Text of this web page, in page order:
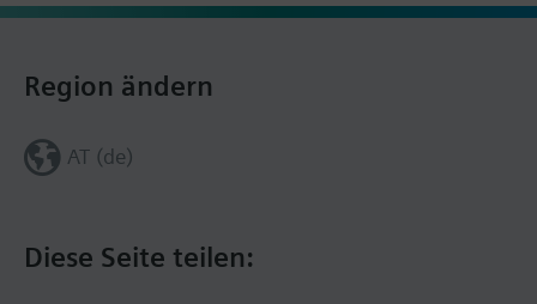
Diese Seite teilen:
Region ändern
AT (de)